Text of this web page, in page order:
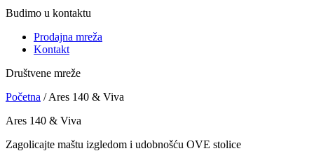
Budimo u kontaktu
Prodajna mreža
Kontakt
Društvene mreže
Početna /Ares 140 & Viva
Ares 140 & Viva
Zagolicajte maštu izgledom i udobnošću OVE stolice